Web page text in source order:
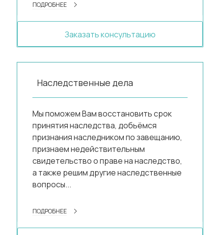
ПОДРОБНЕЕ
Заказать консультацию
Наследственные дела
Мы поможем Вам восстановить срок
принятия наследства, добьёмся
признания наследником по завещанию,
признаем недействительным
свидетельство о праве на наследство,
а также решим другие наследственные
вопросы...
ПОДРОБНЕЕ